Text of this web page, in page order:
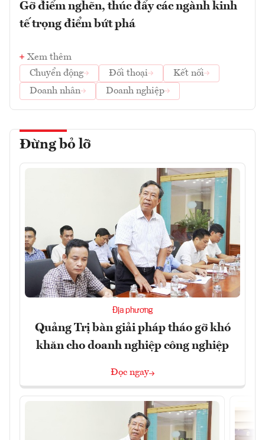
Gỡ điểm nghẽn, thúc đẩy các ngành kinh
tế trọng điểm bứt phá
Xem thêm
Chuyển động
Đối thoại
Kết nối
Doanh nhân
Doanh nghiệp
Đừng bỏ lỡ
Địa phương
Quảng Trị bàn giải pháp tháo gỡ khó
khăn cho doanh nghiệp công nghiệp
Đọc ngay